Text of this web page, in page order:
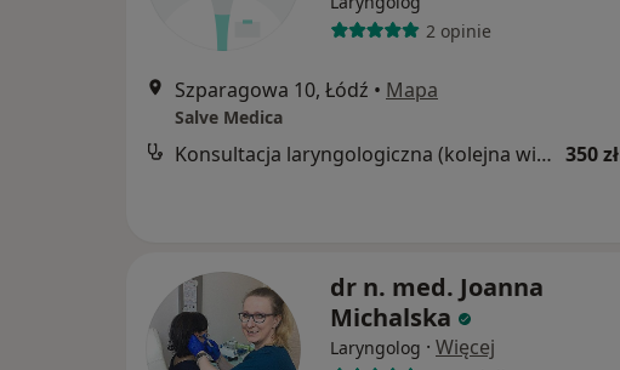
2 opinie
Szparagowa 10, Łódź • Mapa
Salve Medica
Konsultacja laryngologiczna (kolejna wizyta) 350 zł
dr n. med. Joanna
Michalska
Laryngolog · Więcej